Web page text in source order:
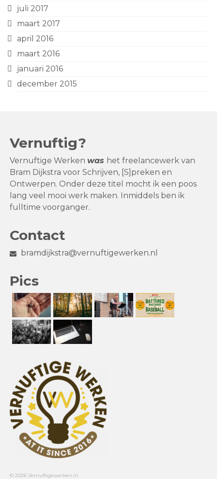
juli 2017
maart 2017
april 2016
maart 2016
januari 2016
december 2015
Vernuftig?
Vernuftige Werken was het freelancewerk van
Bram Dijkstra voor Schrijven, [S]preken en
Ontwerpen. Onder deze titel mocht ik een poos
lang veel mooi werk maken. Inmiddels ben ik
fulltime voorganger.
Contact
bramdijkstra@vernuftigewerken.nl
Pics
© 2026 Vernuftigewerken.nl